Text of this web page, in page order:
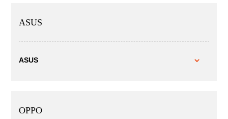
ASUS
ASUS
OPPO